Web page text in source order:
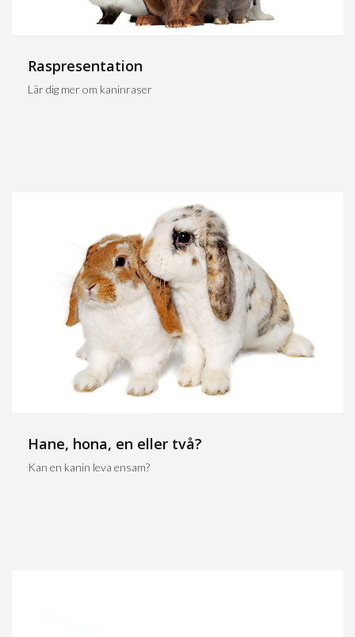
Raspresentation
Lär dig mer om kaninraser
Hane, hona, en eller två?
Kan en kanin leva ensam?